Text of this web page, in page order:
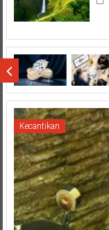
Kecantikan